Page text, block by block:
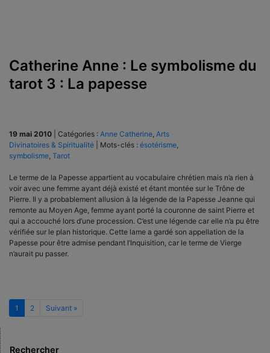
Catherine Anne : Le symbolisme du
tarot 3 : La papesse
19 mai 2010 Catégories : Anne Catherine Arts
Divinatoires & Spiritualité
Mots-clés : ésotérisme
symbolisme Tarot
Le terme de la Papesse appartient au vocabulaire chrétien mais n’a rien à
voir avec une femme ayant déjà existé et étant montée sur le Trône de
Pierre. Il y a probablement allusion à la légende de la Papesse Jeanne qui
remonte au Moyen Age, femme ayant porté la couronne de saint Pierre et
qui a accouché lors d’une procession. C’est une légende car elle n’a pu être
vérifiée sur le plan historique. Cette lame a gardé son appellation de la
Papesse pour être admise pendant l’Inquisition, car le terme de Vierge
n’aurait pu passer.
1 2 Suivant »
Rechercher